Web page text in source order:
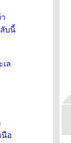
ลับนี้
ล
นือ